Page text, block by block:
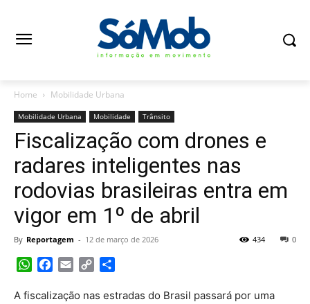
Home Mobilidade Urbana
Mobilidade Urbana Mobilidade Trânsito
Fiscalização com drones e
radares inteligentes nas
rodovias brasileiras entra em
vigor em 1º de abril
By Reportagem - 12 de março de 2026 0
434
WhatsApp
Facebook
Email Copy
A fiscalização nas estradas do Brasil passará por uma